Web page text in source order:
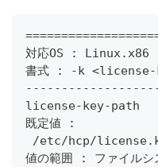
対応OS : Linux.x86
書式 : -k
license-key-path
既定値 :
/etc/hcp/
値の範囲 : ファイルシ